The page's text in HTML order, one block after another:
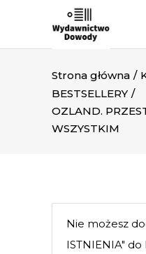
Strona główna /
BESTSELLERY /
OZLAND.
WSZYSTKIM
Nie możesz
ISTNIENIA"